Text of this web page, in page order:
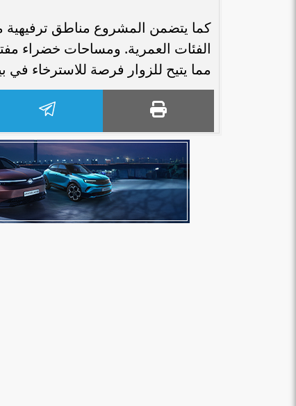
كما يتضمن المشروع مناطق ترفيهية
الفئات العمرية. ومساحات خضراء
مما يتيح للزوار فرصة للاسترخاء في